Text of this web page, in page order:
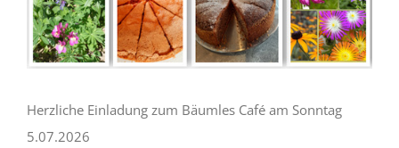
Herzliche Einladung zum Bäumles Café am Sonntag
5.07.2026